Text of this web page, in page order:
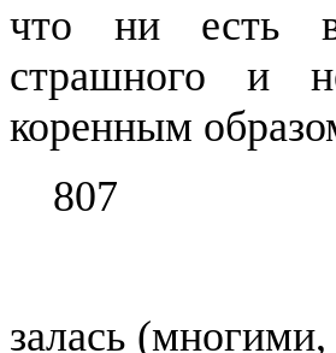
что ни
страшного и
коренным
807
залась (многими,